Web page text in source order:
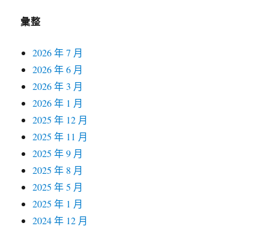
彙整
2026 年 7 月
2026 年 6 月
2026 年 3 月
2026 年 1 月
2025 年 12 月
2025 年 11 月
2025 年 9 月
2025 年 8 月
2025 年 5 月
2025 年 1 月
2024 年 12 月